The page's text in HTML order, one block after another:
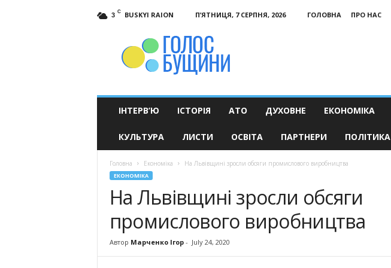
3 C BUSKYI RAION П’ЯТНИЦЯ, 7 СЕРПНЯ, 2026 ГОЛОВНА
ПРО НАС
ІНТЕРВ’Ю ІСТОРІЯ АТО ДУХОВНЕ ЕКОНОМІКА
КУЛЬТУРА ЛИСТИ ОСВІТА ПАРТНЕРИ ПОЛІТИКА
Головна Економіка На Львівщині зросли обсяги промислового виробництва
ЕКОНОМІКА
На Львівщині зросли обсяги
промислового виробництва
Автор Марченко Ігор- July 24, 2020